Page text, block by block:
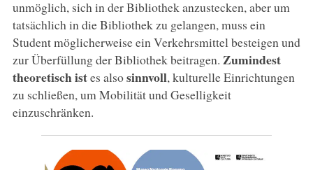
unmöglich, sich in der Bibliothek anzustecken, aber um
tatsächlich in die Bibliothek zu gelangen, muss ein
Student möglicherweise ein Verkehrsmittel besteigen und
zur Überfüllung der Bibliothek beitragen. Zumindest
theoretischistes alsosinnvoll, kulturelle Einrichtungen
zu schließen, um Mobilität und Geselligkeit
einzuschränken.